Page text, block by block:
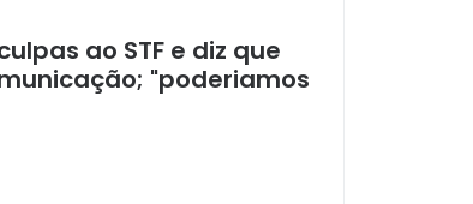
ao STF e diz que
"poderiamos